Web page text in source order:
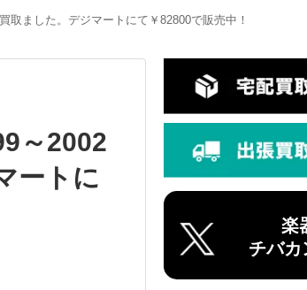
取ました。デジマートにて￥82800で販売中！
～2002
ートに
楽
チバカ